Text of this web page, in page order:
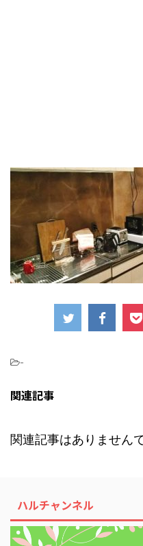
-
関連記事
関連記事はありません
ハルチャンネル